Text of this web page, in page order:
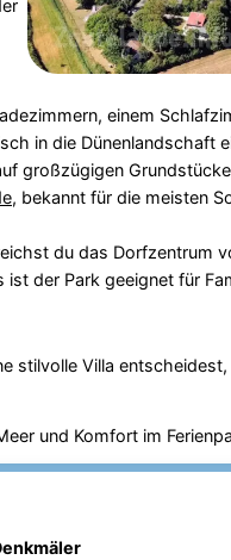
einem
in die Dünenlandschaft
großzügigen
, bekannt für die meisten
du das Dorfzentrum
der Park geeignet für
stilvolle Villa entscheidest,
und Komfort im